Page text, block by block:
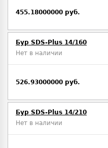
455.18000000 руб.
Бур SDS-Plus 14/160
Нет в наличии
526.93000000 руб.
Бур SDS-Plus 14/210
Нет в наличии